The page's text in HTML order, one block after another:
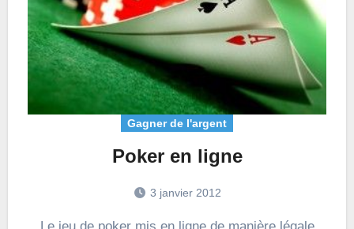
Gagner de l'argent
Poker en ligne
3 janvier 2012